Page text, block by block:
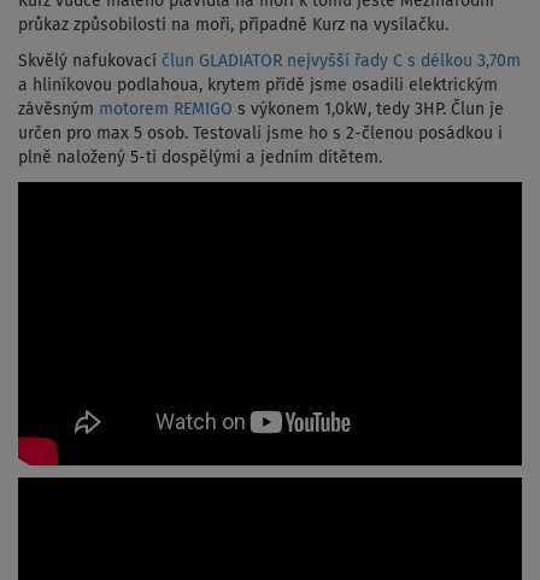
průkaz způsobilosti na moři, případně Kurz na vysílačku.
Skvělý nafukovací člun GLADIATOR nejvyšší řady C s délkou 3,70m
a hliníkovou podlahoua, krytem přídě jsme osadili elektrickým
závěsným motorem REMIGO s výkonem 1,0kW, tedy 3HP. Člun je
určen pro max 5 osob. Testovali jsme ho s 2-členou posádkou i
plně naložený 5-ti dospělými a jedním dítětem.